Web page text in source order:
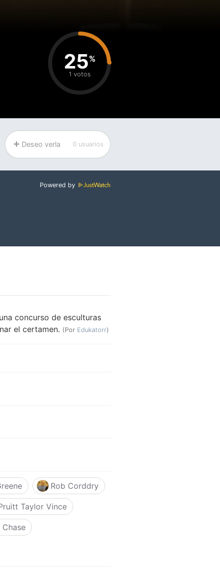
25%
1 votos
Deseo verla 0 usuarios
Powered by
concurso de esculturas
el certamen. (Por Edukatorr)
Rob Corddry
Taylor Vince
Chase